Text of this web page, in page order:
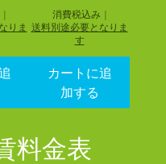
|
りま
消費税込み|
送料別途必要となりま
す
カートに追
加する
料金表